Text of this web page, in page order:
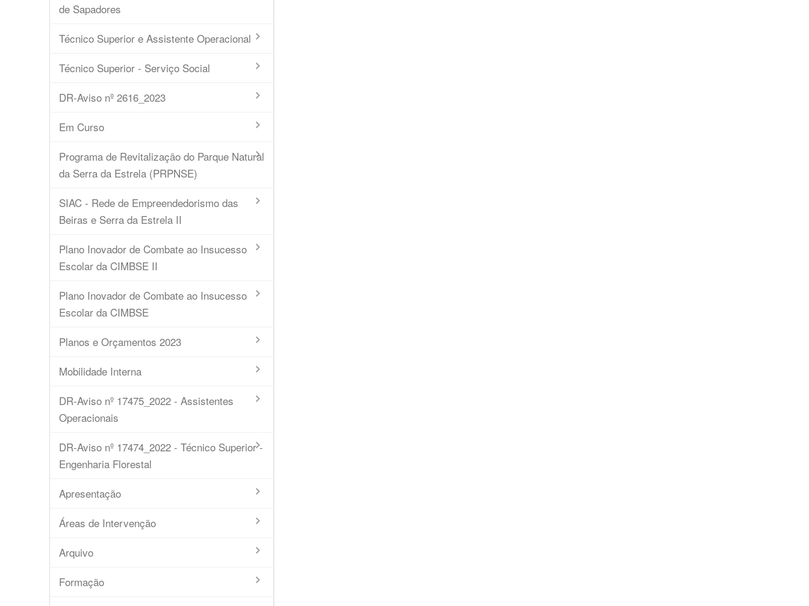
de Sapadores
Técnico Superior e Assistente Operacional
Técnico Superior - Serviço Social
DR-Aviso nº 2616_2023
Em Curso
Programa de Revitalização do Parque Natural
da Serra da Estrela (PRPNSE)
SIAC - Rede de Empreendedorismo das
Beiras e Serra da Estrela II
Plano Inovador de Combate ao Insucesso
Escolar da CIMBSE II
Plano Inovador de Combate ao Insucesso
Escolar da CIMBSE
Planos e Orçamentos 2023
Mobilidade Interna
DR-Aviso nº 17475_2022 - Assistentes
Operacionais
DR-Aviso nº 17474_2022 - Técnico Superior -
Engenharia Florestal
Apresentação
Áreas de Intervenção
Arquivo
Formação